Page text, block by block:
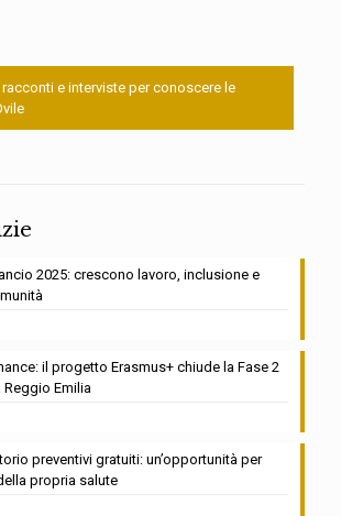
racconti e interviste per conoscere le
2025: crescono lavoro, inclusione e
il progetto Erasmus+ chiude la Fase 2
Emilia
preventivi gratuiti: un’opportunità per
propria salute